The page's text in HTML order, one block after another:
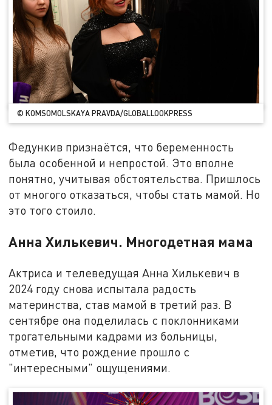
© KOMSOMOLSKAYA PRAVDA/GLOBALLOOKPRESS
Федункив признаётся, что беременность
была особенной и непростой. Это вполне
понятно, учитывая обстоятельства. Пришлось
от многого отказаться, чтобы стать мамой. Но
это того стоило.
Анна Хилькевич. Многодетная мама
Актриса и телеведущая Анна Хилькевич в
2024 году снова испытала радость
материнства, став мамой в третий раз. В
сентябре она поделилась с поклонниками
трогательными кадрами из больницы,
отметив, что рождение прошло с
"интересными" ощущениями.